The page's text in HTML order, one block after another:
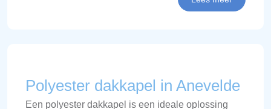
Polyester dakkapel in Anevelde
Een polyester dakkapel is een ideale oplossing